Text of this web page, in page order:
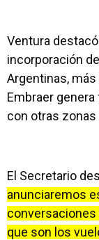
Ventura
incorporación
Argentinas,
Embraer
con otras zonas
El Secretario
anunciaremos
conversaciones
que son los